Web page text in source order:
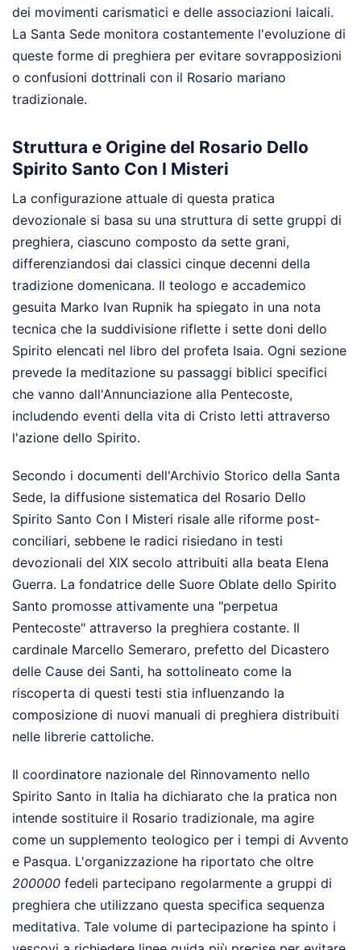
dei movimenti carismatici e delle associazioni laicali.
La Santa Sede monitora costantemente l'evoluzione di
queste forme di preghiera per evitare sovrapposizioni
o confusioni dottrinali con il Rosario mariano
tradizionale.
Struttura e Origine del Rosario Dello
Spirito Santo Con I Misteri
La configurazione attuale di questa pratica
devozionale si basa su una struttura di sette gruppi di
preghiera, ciascuno composto da sette grani,
differenziandosi dai classici cinque decenni della
tradizione domenicana. Il teologo e accademico
gesuita Marko Ivan Rupnik ha spiegato in una nota
tecnica che la suddivisione riflette i sette doni dello
Spirito elencati nel libro del profeta Isaia. Ogni sezione
prevede la meditazione su passaggi biblici specifici
che vanno dall'Annunciazione alla Pentecoste,
includendo eventi della vita di Cristo letti attraverso
l'azione dello Spirito.
Secondo i documenti dell'Archivio Storico della Santa
Sede, la diffusione sistematica del Rosario Dello
Spirito Santo Con I Misteri risale alle riforme post-
conciliari, sebbene le radici risiedano in testi
devozionali del XIX secolo attribuiti alla beata Elena
Guerra. La fondatrice delle Suore Oblate dello Spirito
Santo promosse attivamente una "perpetua
Pentecoste" attraverso la preghiera costante. Il
cardinale Marcello Semeraro, prefetto del Dicastero
delle Cause dei Santi, ha sottolineato come la
riscoperta di questi testi stia influenzando la
composizione di nuovi manuali di preghiera distribuiti
nelle librerie cattoliche.
Il coordinatore nazionale del Rinnovamento nello
Spirito Santo in Italia ha dichiarato che la pratica non
intende sostituire il Rosario tradizionale, ma agire
come un supplemento teologico per i tempi di Avvento
e Pasqua. L'organizzazione ha riportato che oltre
200000 fedeli partecipano regolarmente a gruppi di
preghiera che utilizzano questa specifica sequenza
meditativa. Tale volume di partecipazione ha spinto i